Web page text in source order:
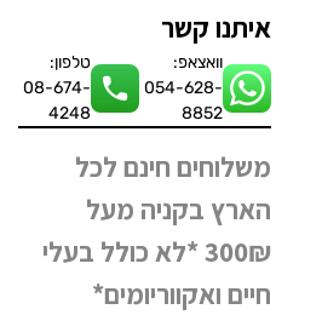
איתנו קשר
וואצאפ:
054-628-
8852
טלפון:
08-674-
4248
משלוחים חינם לכל
הארץ בקניה מעל
300₪ *לא כולל בעלי
חיים ואקווריומים*